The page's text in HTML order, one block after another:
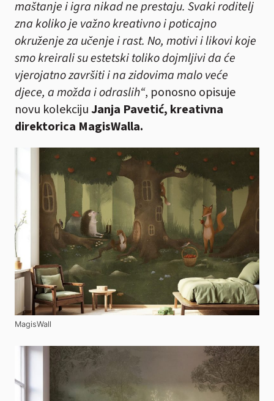
maštanje i igra nikad ne prestaju. Svaki roditelj
zna koliko je važno kreativno i poticajno
okruženje za učenje i rast. No, motivi i likovi koje
smo kreirali su estetski toliko dojmljivi da će
vjerojatno završiti i na zidovima malo veće
djece, a možda i odraslih“, ponosno opisuje
novu kolekcijuJanja Pavetić, kreativna
direktorica MagisWalla.
MagisWall